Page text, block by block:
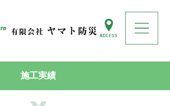
施工実績